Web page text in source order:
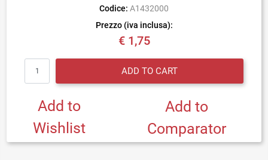
Codice: A1432000
Prezzo (iva inclusa):
€ 1,75
ADD TO CART
Add to
Wishlist
Add to
Comparator